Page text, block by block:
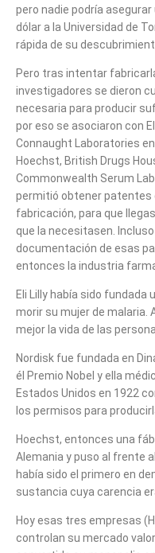
pero nadie podría
dólar a la Universidad de
rápida de su
Pero tras intentar
investigadores se dieron
necesaria para producir
por eso se asociaron con
Connaught Laboratories en
Hoechst, British Drugs
Commonwealth Serum
permitió obtener patentes
fabricación, para que
que la necesitasen.
documentación de esas
entonces la industria
Eli Lilly había sido
morir su mujer de malaria.
mejor la vida de las
Nordisk fue fundada en
él Premio Nobel y ella
Estados Unidos en 1922
los permisos para
Hoechst, entonces una
Alemania y puso al frente
había sido el primero en
sustancia cuya carencia
Hoy esas tres empresas
controlan su mercado